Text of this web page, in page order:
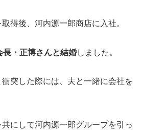
得後、河内源一郎商店に入社。
長・正博さんと結婚しました。
突した際には、夫と一緒に会社を
にして河内源一郎グループを引っ